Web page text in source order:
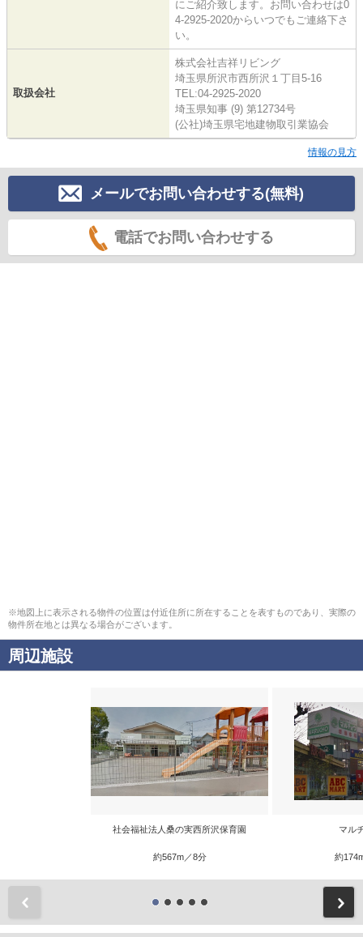
にご紹介致します。お問い合わせは0
4-2925-2020からいつでもご連絡下さ
い。
取扱会社
株式会社吉祥リビング
埼玉県所沢市西所沢１丁目5-16
TEL:04-2925-2020
埼玉県知事 (9) 第12734号
(公社)埼玉県宅地建物取引業協会
情報の見方
メールでお問い合わせする(無料)
電話でお問い合わせする
※地図上に表示される物件の位置は付近住所に所在することを表すものであり、実際の
物件所在地とは異なる場合がございます。
周辺施設
社会福祉法人桑の実西所沢保育園
約567m／8分
マル
約